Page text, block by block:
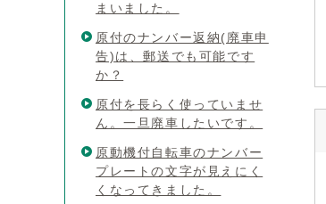
まいました。
原付のナンバー返納(廃車申
告)は、郵送でも可能です
か？
原付を長らく使っていませ
ん。一旦廃車したいです。
原動機付自転車のナンバー
プレートの文字が見えにく
くなってきました。